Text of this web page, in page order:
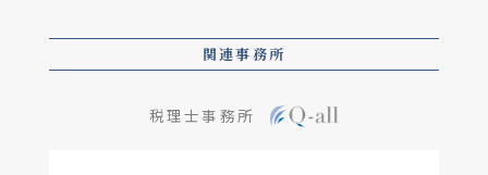
関連事務所
税理士事務所